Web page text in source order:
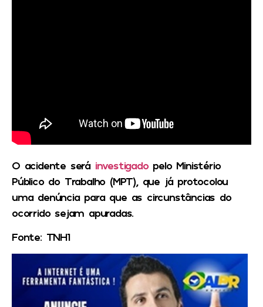
O acidente será investigadopelo Ministério
Público do Trabalho (MPT), que já protocolou
uma denúncia para que as circunstâncias do
ocorrido sejam apuradas.
Fonte: TNH1